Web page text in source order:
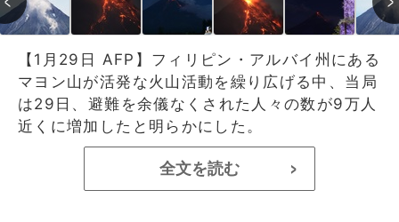
【1月29日 AFP】フィリピン・アルバイ州にある
マヨン山が活発な火山活動を繰り広げる中、当局
は29日、避難を余儀なくされた人々の数が9万人
近くに増加したと明らかにした。
全文を読む >